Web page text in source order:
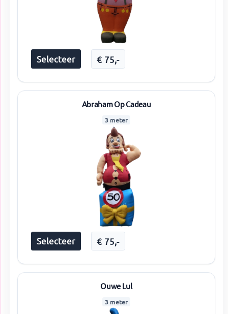
Selecteer € 75,-
Abraham Op Cadeau
3 meter
Selecteer € 75,-
Ouwe Lul
3 meter